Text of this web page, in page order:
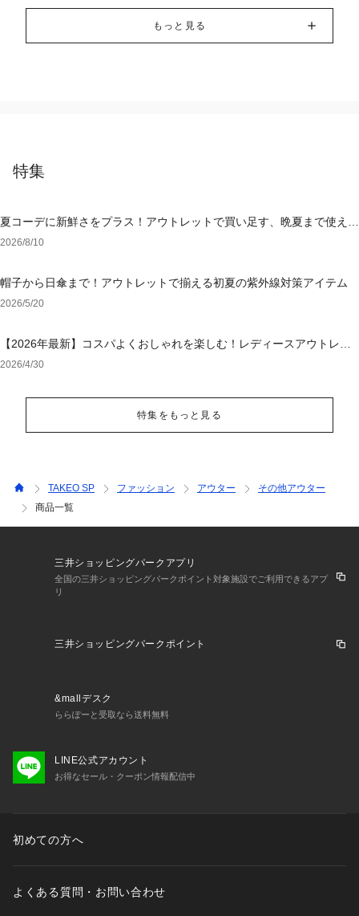
もっと見る
特集
夏コーデに新鮮さをプラス！アウトレットで買い足す、晩夏まで使える
アイテム
2026/8/10
帽子から日傘まで！アウトレットで揃える初夏の紫外線対策アイテム
2026/5/20
【2026年最新】コスパよくおしゃれを楽しむ！レディースアウトレッ
トおすすめブランド特集
2026/4/30
特集をもっと見る
TAKEO SP ファッション アウター
その他アウター
商品一覧
三井ショッピングパークアプリ
全国の三井ショッピングパークポイント対象施設でご利用できるアプ
リ
三井ショッピングパークポイント
&mallデスク
ららぽーと受取なら送料無料
LINE公式アカウント
お得なセール・クーポン情報配信中
初めての方へ
よくある質問・お問い合わせ